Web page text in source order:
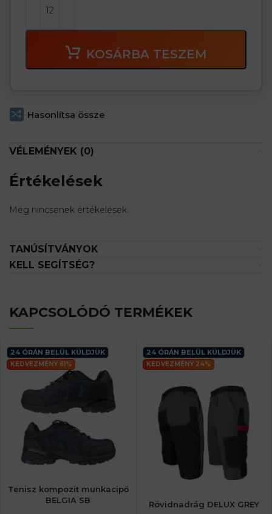
KOSÁRBA TESZEM
Hasonlítsa össze
VÉLEMÉNYEK (0)
Értékelések
Még nincsenek értékelések.
TANÚSÍTVÁNYOK
KELL SEGÍTSÉG?
KAPCSOLÓDÓ TERMÉKEK
24 ÓRÁN BELÜL KÜLDJÜK
KEDVEZMÉNY 61%
Tenisz kompozit munkacipő
BELGIA SB
24 ÓRÁN BELÜL KÜLDJÜK
KEDVEZMÉNY 24%
Rövidnadrág DELUX GREY